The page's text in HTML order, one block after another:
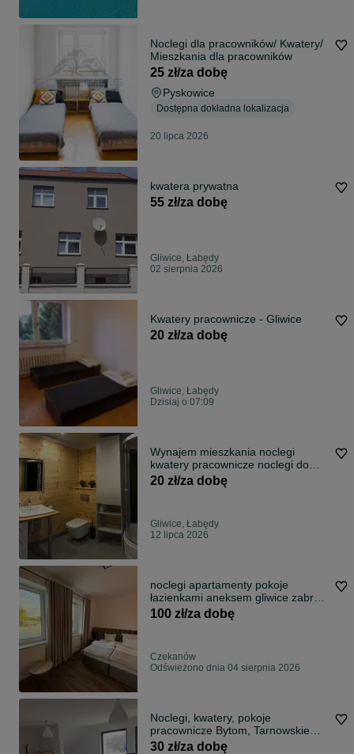
Noclegi dla pracowników/ Kwatery/
Mieszkania dla pracowników
25 zł/za dobę
Pyskowice
Dostępna dokładna lokalizacja
20 lipca 2026
kwatera prywatna
55 zł/za dobę
Gliwice, Łabędy
02 sierpnia 2026
Kwatery pracownicze - Gliwice
20 zł/za dobę
Gliwice, Łabędy
Dzisiaj o 07:09
Wynajem mieszkania noclegi
kwatery pracownicze noclegi dom
kwatera
20 zł/za dobę
Gliwice, Łabędy
12 lipca 2026
noclegi apartamenty pokoje
łazienkami aneksem gliwice zabrze
zjazd A1
100 zł/za dobę
Czekanów
Odświeżono dnia 04 sierpnia 2026
Noclegi, kwatery, pokoje
pracownicze Bytom, Tarnowskie
Góry
30 zł/za dobę